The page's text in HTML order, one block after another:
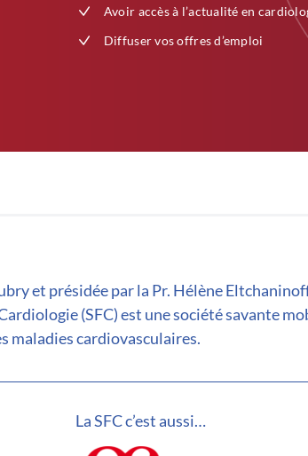
Avoir accès à l’actualité en
Diffuser vos offres d’emploi
et présidée par la Pr. Hélène
(SFC) est une société savante
maladies cardiovasculaires.
La SFC c’est aussi…